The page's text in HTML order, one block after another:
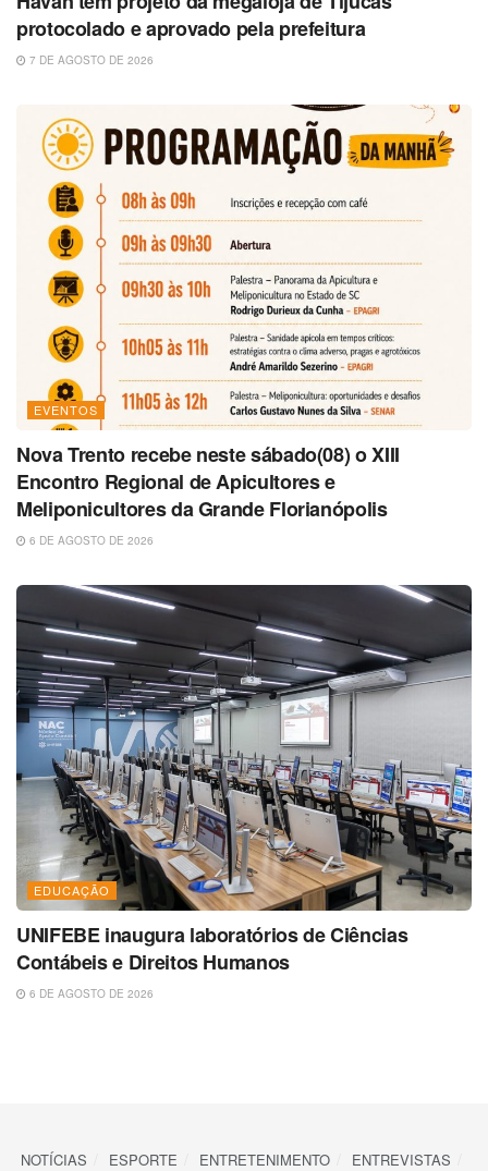
protocolado e aprovado pela prefeitura
7 DE AGOSTO DE 2026
EVENTOS
Nova Trento recebe neste sábado(08) o XIII
Encontro Regional de Apicultores e
Meliponicultores da Grande Florianópolis
6 DE AGOSTO DE 2026
EDUCAÇÃO
UNIFEBE inaugura laboratórios de Ciências
Contábeis e Direitos Humanos
6 DE AGOSTO DE 2026
NOTÍCIAS ESPORTE ENTRETENIMENTO ENTREVISTAS